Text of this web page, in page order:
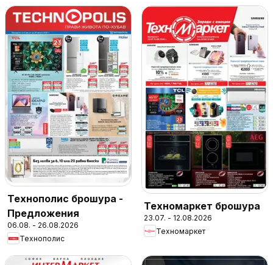
Технополис брошура -
Предложения
06.08. - 26.08.2026
Технополис
Техномаркет брошура
23.07. - 12.08.2026
Техномаркет